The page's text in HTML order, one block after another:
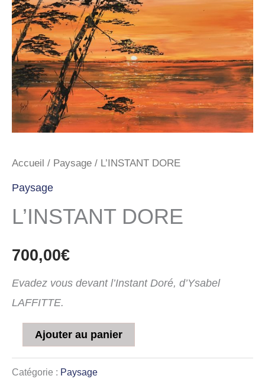
Accueil / Paysage / L’INSTANT DORE
Paysage
L’INSTANT DORE
700,00€
Evadez vous devant l’Instant Doré, d’Ysabel
LAFFITTE.
Ajouter au panier
Catégorie : Paysage